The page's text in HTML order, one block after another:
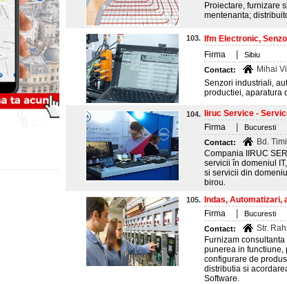
Proiectare, furnizare
mentenanta;
103.
Ifm Electronic,
Firma
Sibiu
Contact:
Mihai
Senzori industriali,
productiei, aparatura
104.
Iiruc Service -
Firma
Bucuresti
Contact:
Bd.
Compania IIRUC
servicii în domeniul
si servicii din
birou.
105.
Indas, Automatizari,
Firma
Bucuresti
Contact:
Str.
Furnizam
punerea in functiune,
configurare de
distributia si
Software.